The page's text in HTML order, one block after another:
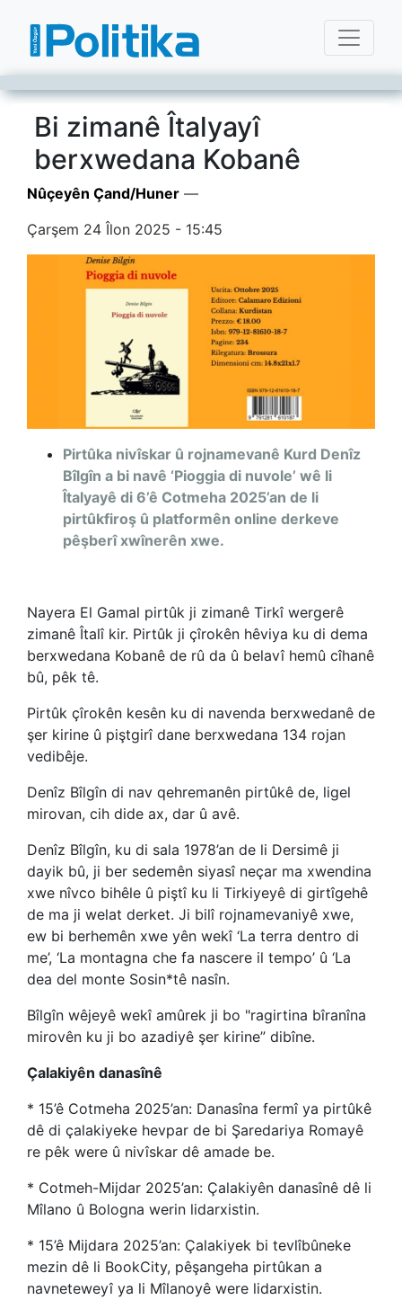
Bi zimanê Îtalyayî
berxwedana Kobanê
Nûçeyên Çand/Huner —
Çarşem 24 Îlon 2025 - 15:45
Pirtûka nivîskar û rojnamevanê Kurd Denîz
Bîlgîn a bi navê ‘Pioggia di nuvole’ wê li
Îtalyayê di 6’ê Cotmeha 2025’an de li
pirtûkfiroş û platformên online derkeve
pêşberî xwînerên xwe.
Nayera El Gamal pirtûk ji zimanê Tirkî wergerê
zimanê Îtalî kir. Pirtûk ji çîrokên hêviya ku di dema
berxwedana Kobanê de rû da û belavî hemû cîhanê
bû, pêk tê.
Pirtûk çîrokên kesên ku di navenda berxwedanê de
şer kirine û piştgirî dane berxwedana 134 rojan
vedibêje.
Denîz Bîlgîn di nav qehremanên pirtûkê de, ligel
mirovan, cih dide ax, dar û avê.
Denîz Bîlgîn, ku di sala 1978’an de li Dersimê ji
dayik bû, ji ber sedemên siyasî neçar ma xwendina
xwe nîvco bihêle û piştî ku li Tirkiyeyê di girtîgehê
de ma ji welat derket. Ji bilî rojnamevaniyê xwe,
ew bi berhemên xwe yên wekî ‘La terra dentro di
me’, ‘La montagna che fa nascere il tempo’ û ‘La
dea del monte Sosin*tê nasîn.
Bîlgîn wêjeyê wekî amûrek ji bo "ragirtina bîranîna
mirovên ku ji bo azadiyê şer kirine” dibîne.
Çalakiyên danasînê
* 15’ê Cotmeha 2025’an: Danasîna fermî ya pirtûkê
dê di çalakiyeke hevpar de bi Şaredariya Romayê
re pêk were û nivîskar dê amade be.
* Cotmeh-Mijdar 2025’an: Çalakiyên danasînê dê li
Mîlano û Bologna werin lidarxistin.
* 15’ê Mijdara 2025’an: Çalakiyek bi tevlîbûneke
mezin dê li BookCity, pêşangeha pirtûkan a
navneteweyî ya li Mîlanoyê were lidarxistin.